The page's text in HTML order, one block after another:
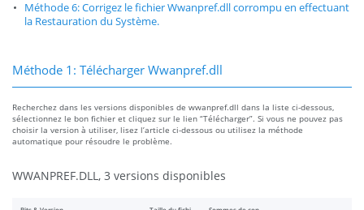
Méthode 6: Corrigez le fichier Wwanpref.dll corrompu en effectuant
la Restauration du Système.
Méthode 1: Télécharger Wwanpref.dll
Recherchez dans les versions disponibles de wwanpref.dll dans la liste ci-dessous,
sélectionnez le bon fichier et cliquez sur le lien “Télécharger”. Si vous ne pouvez pas
choisir la version à utiliser, lisez l’article ci-dessous ou utilisez la méthode
automatique pour résoudre le problème.
WWANPREF.DLL, 3 versions disponibles